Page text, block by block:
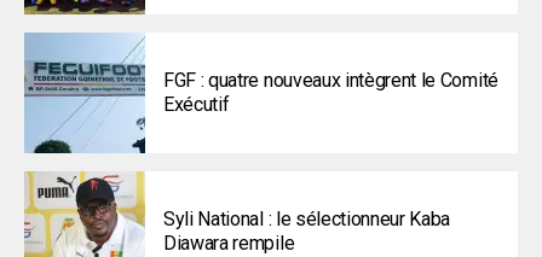
FGF : quatre nouveaux intègrent le Comité
Exécutif
Syli National : le sélectionneur Kaba
Diawara rempile